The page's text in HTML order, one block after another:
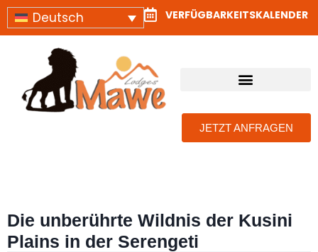
Deutsch VERFÜGBARKEITSKALENDER
JETZT ANFRAGEN
Die unberührte Wildnis der Kusini
Plains in der Serengeti